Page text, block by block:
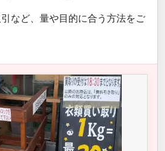
など、量や目的に合う方法をご